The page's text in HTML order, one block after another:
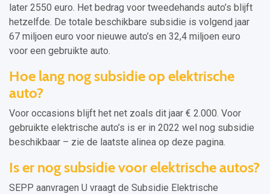
later 2550 euro. Het bedrag voor tweedehands auto’s blijft
hetzelfde. De totale beschikbare subsidie is volgend jaar
67 miljoen euro voor nieuwe auto’s en 32,4 miljoen euro
voor een gebruikte auto.
Hoe lang nog subsidie op elektrische
auto?
Voor occasions blijft het net zoals dit jaar € 2.000. Voor
gebruikte elektrische auto’s is er in 2022 wel nog subsidie
beschikbaar – zie de laatste alinea op deze pagina.
Is er nog subsidie voor elektrische autos?
SEPP aanvragen U vraagt de Subsidie Elektrische